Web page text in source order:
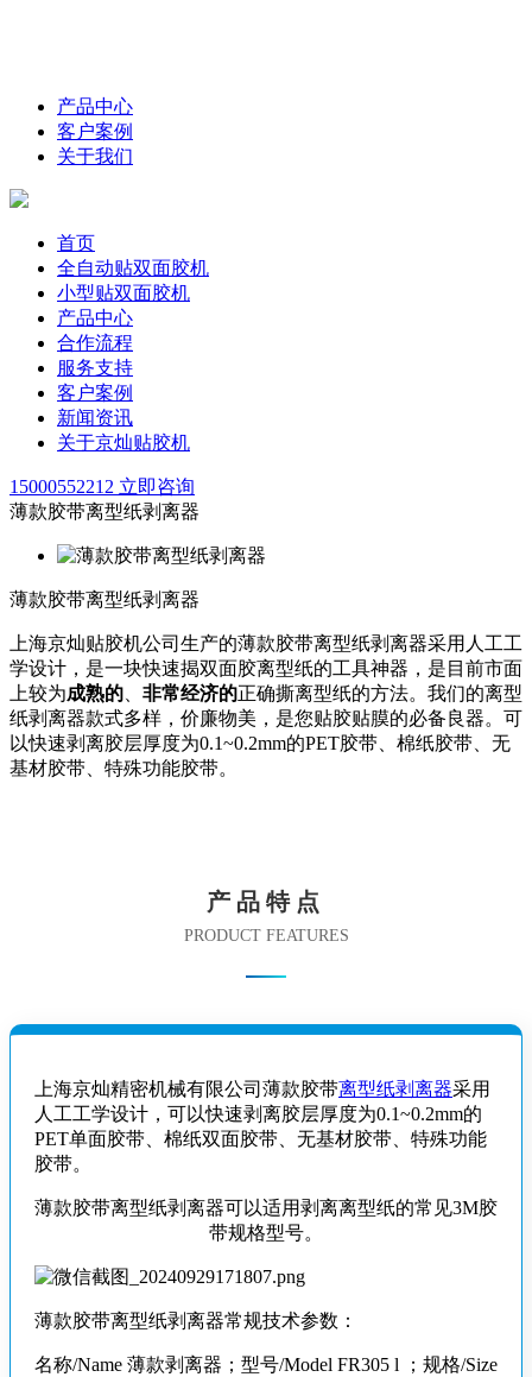
产品中心
客户案例
关于我们
首页
全自动贴双面胶机
小型贴双面胶机
产品中心
合作流程
服务支持
客户案例
新闻资讯
关于京灿贴胶机
15000552212 立即咨询
薄款胶带离型纸剥离器
薄款胶带离型纸剥离器
上海京灿贴胶机公司生产的薄款胶带离型纸剥离器采用人工工
学设计，是一块快速揭双面胶离型纸的工具神器，是目前市面
上较为成熟的 非常经济的正确撕离型纸的方法。我们的离型
纸剥离器款式多样，价廉物美，是您贴胶贴膜的必备良器。可
以快速剥离胶层厚度为0.1~0.2mm的PET胶带、棉纸胶带、无
基材胶带、特殊功能胶带。
产品特点
PRODUCT FEATURES
上海京灿精密机械有限公司薄款胶带离型纸剥离器采用
人工工学设计，可以快速剥离胶层厚度为0.1~0.2mm的
PET单面胶带、棉纸双面胶带、无基材胶带、特殊功能
胶带。
薄款胶带离型纸剥离器可以适用剥离离型纸的常见3M胶
带规格型号。
薄款胶带离型纸剥离器常规技术参数：
名称/Name 薄款剥离器；型号/Model FR305 l ；规格/Size